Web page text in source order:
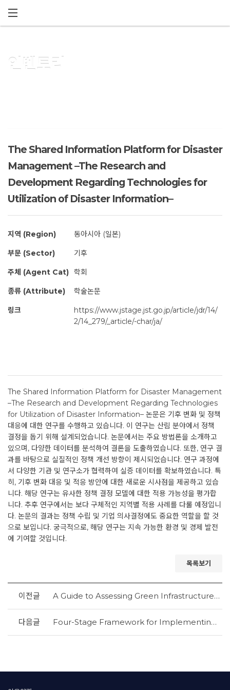
인벤토리
The Shared Information Platform for Disaster
Management –The Research and
Development Regarding Technologies for
Utilization of Disaster Information–
지역 (Region) 동아시아 (일본)
부문 (Sector) 기후
주체 (Agent Cat) 학회
종류 (Attribute) 학술논문
링크
https://www.jstage.jst.go.jp/article/jdr/14/
2/14_279/_article/-char/ja/
The Shared Information Platform for Disaster Management
–The Research and Development Regarding Technologies
for Utilization of Disaster Information– 논문은 기후 변화 및 정책
대응에 대한 연구를 수행하고 있습니다. 이 연구는 산림 분야에서 정책
결정을 돕기 위해 설계되었습니다. 논문에서는 주요 방법론을 소개하고
있으며, 다양한 데이터를 분석하여 결론을 도출하였습니다. 또한, 연구 결
과를 바탕으로 실질적인 정책 개선 방향이 제시되었습니다. 연구 과정에
서 다양한 기관 및 연구소가 협력하여 실증 데이터를 확보하였습니다. 특
히, 기후 변화 대응 및 적응 방안에 대한 새로운 시사점을 제공하고 있습
니다. 해당 연구는 유사한 정책 결정 모델에 대한 적용 가능성을 평가합
니다. 추후 연구에서는 보다 구체적인 지역별 적용 사례를 다룰 예정입니
다. 논문의 결과는 정책 수립 및 기업 의사결정에도 중요한 역할을 할 것
으로 보입니다. 궁극적으로, 해당 연구는 지속 가능한 환경 및 경제 발전
에 기여할 것입니다.
목록보기
이전글 A Guide to Assessing Green Infrastructure Costs and Benefits for Flood Reduction
다음글 Four-Stage Framework for Implementing a Chatbot System in Disaster Emergency Operation Data Management: A Flood Disaster Management Case Study